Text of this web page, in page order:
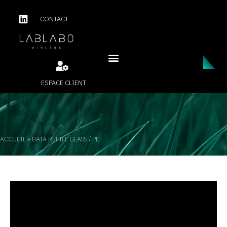
CONTACT
ESPACE CLIENT
ACCUEIL»BAIA REFILL GLASS / PE